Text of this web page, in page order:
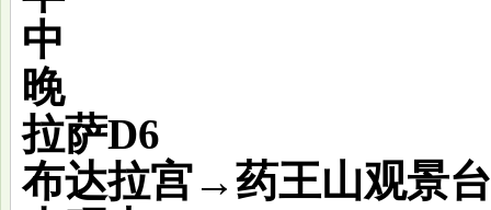
中
晚
拉萨D6
布达拉宫→药王山观景